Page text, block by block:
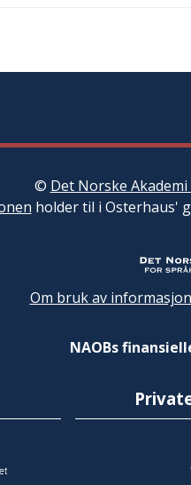
© Det Norske
holder til i Osterhaus'
Om bruk av
NAOBs